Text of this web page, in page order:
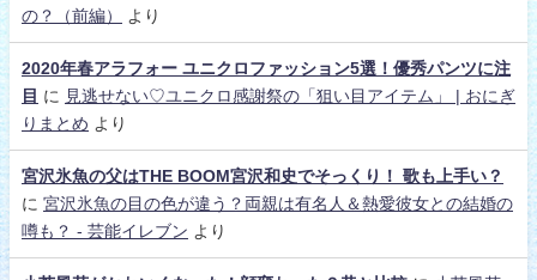
の？（前編）
より
2020年春アラフォー ユニクロファッション5選！優秀パンツに注
目 に
見逃せない♡ユニクロ感謝祭の「狙い目アイテム」 | おにぎ
りまとめ より
宮沢氷魚の父はTHE BOOM宮沢和史でそっくり！ 歌も上手い？
に 宮沢氷魚の目の色が違う？両親は有名人＆熱愛彼女との結婚の
噂も？ - 芸能イレブン より